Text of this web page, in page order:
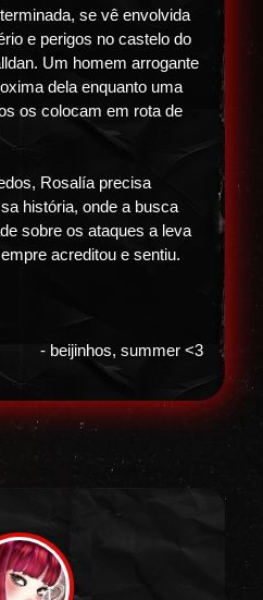
se vê envolvida
e perigos no castelo do
Um homem arrogante
dela enquanto uma
os colocam em rota de
Rosalía precisa
história, onde a busca
sobre os ataques a leva
acreditou e sentiu.
- beijinhos, summer <3